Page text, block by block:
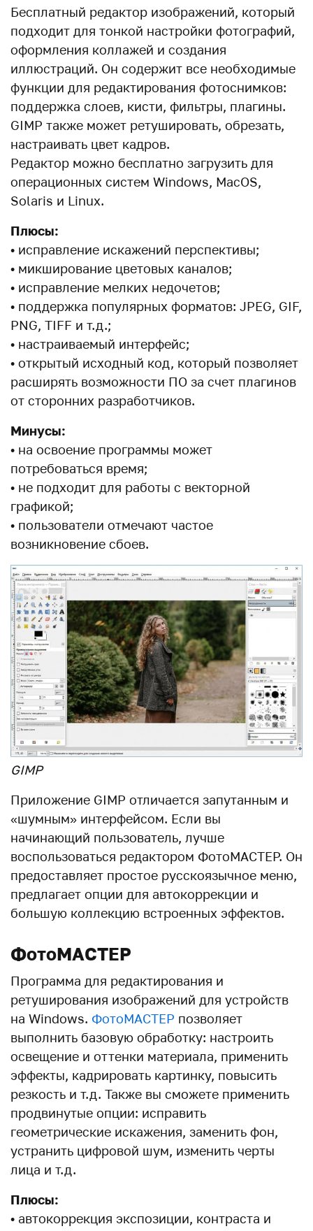
Бесплатный редактор изображений, который
подходит для тонкой настройки фотографий,
оформления коллажей и создания
иллюстраций. Он содержит все необходимые
функции для редактирования фотоснимков:
поддержка слоев, кисти, фильтры, плагины.
GIMP также может ретушировать, обрезать,
настраивать цвет кадров.
Редактор можно бесплатно загрузить для
операционных систем Windows, MacOS,
Solaris и Linux.
Плюсы:
• исправление искажений перспективы;
• микширование цветовых каналов;
• исправление мелких недочетов;
• поддержка популярных форматов: JPEG, GIF,
PNG, TIFF и т.д.;
• настраиваемый интерфейс;
• открытый исходный код, который позволяет
расширять возможности ПО за счет плагинов
от сторонних разработчиков.
Минусы:
• на освоение программы может
потребоваться время;
• не подходит для работы с векторной
графикой;
• пользователи отмечают частое
возникновение сбоев.
GIMP
Приложение GIMP отличается запутанным и
«шумным» интерфейсом. Если вы
начинающий пользователь, лучше
воспользоваться редактором ФотоМАСТЕР. Он
предоставляет простое русскоязычное меню,
предлагает опции для автокоррекции и
большую коллекцию встроенных эффектов.
ФотоМАСТЕР
Программа для редактирования и
ретуширования изображений для устройств
на Windows. ФотоМАСТЕР позволяет
выполнить базовую обработку: настроить
освещение и оттенки материала, применить
эффекты, кадрировать картинку, повысить
резкость и т.д. Также вы сможете применить
продвинутые опции: исправить
геометрические искажения, заменить фон,
устранить цифровой шум, изменить черты
лица и т.д.
Плюсы:
• автокоррекция экспозиции, контраста и